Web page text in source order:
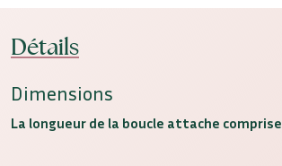
Détails
Dimensions
La longueur de la boucle attache comprise